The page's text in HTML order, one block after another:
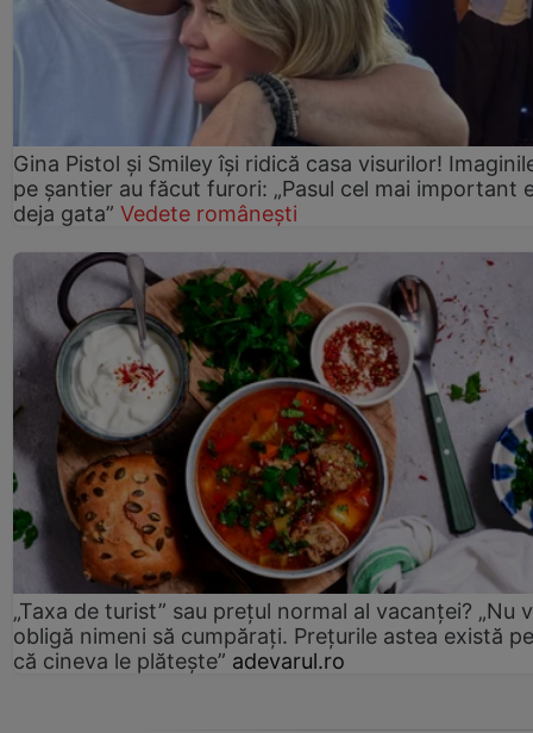
Gina Pistol și Smiley își ridică casa visurilor!
pe șantier au făcut furori: „Pasul cel mai important
deja gata” Vedete românești
„Taxa de turist” sau prețul normal al vacanței? „Nu
obligă nimeni să cumpărați. Prețurile astea există
că cineva le plătește” adevarul.ro